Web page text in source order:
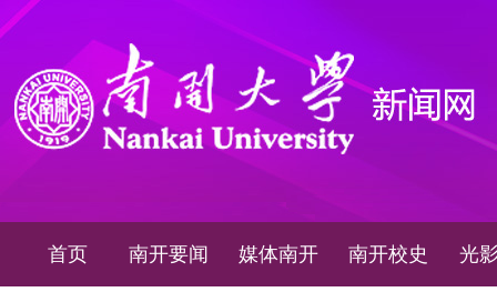
首页 南开要闻 媒体南开 南开校史 光